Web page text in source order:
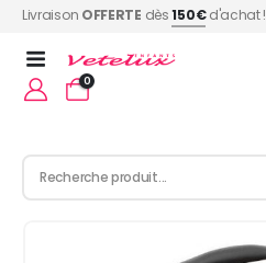
Livraison OFFERTE dès150€d'achat !
0